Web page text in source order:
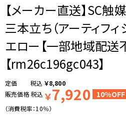
【メーカー直送】SC触
三本立ち（アーティフィ
エロー【一部地域配送
【rm26c196gc043】
税込 ￥8,800
販売価格税込 ￥7,920 10%OFF
（消費税率：10％）